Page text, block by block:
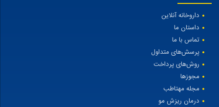
داروخانه آنلاین
داستان ما
تماس با ما
پرسش‌های متداول
روش‌های پرداخت
مجوزها
مجله مهتاطب
درمان ریزش مو